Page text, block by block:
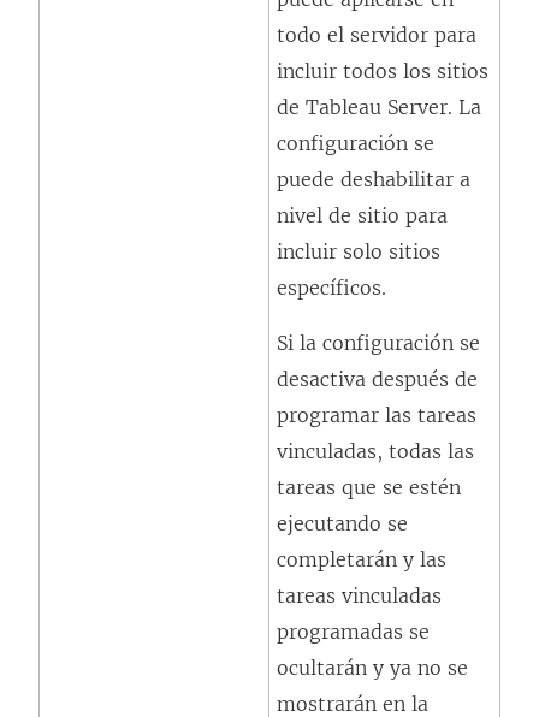
a
)
todo el servidor para
incluir todos los sitios
de Tableau Server. La
configuración se
puede deshabilitar a
nivel de sitio para
incluir solo sitios
específicos.
Si la configuración se
desactiva después de
programar las tareas
vinculadas, todas las
tareas que se estén
ejecutando se
completarán y las
tareas vinculadas
programadas se
ocultarán y ya no se
mostrarán en la